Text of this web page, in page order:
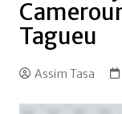
Tagueu
Assim Tasa